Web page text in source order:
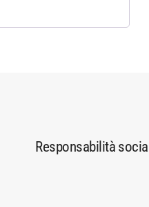
Responsabilità